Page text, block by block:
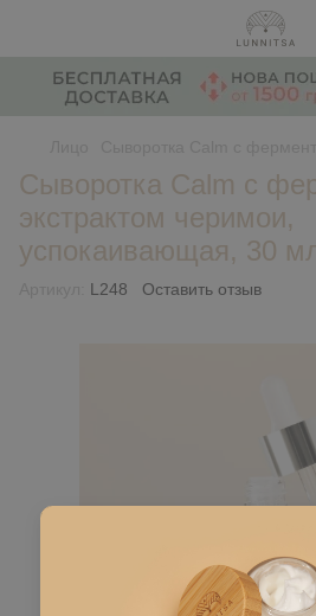
Сыворотка Calm с
экстрактом черимои,
успокаивающая, 30
L248 Оставить отзыв